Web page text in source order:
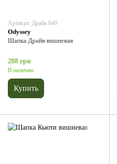
Артикул: Драйв 649
Odyssey
Шапка Драйв вишневая
288 грн
В наличии
Купить